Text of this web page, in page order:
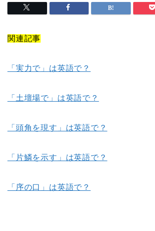
関連記事
「実力で」は英語で？
「土壇場で」は英語で？
「頭角を現す」は英語で？
「片鱗を示す」は英語で？
「序の口」は英語で？